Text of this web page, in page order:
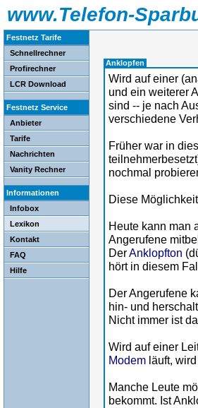
www.Telefon-
Festnetz Tarife
Schnellrechner
Profirechner
LCR Download
Festnetz Service
Anbieter
Tarife
Nachrichten
Vanity Rechner
Informationen
Infobox
Lexikon
Kontakt
FAQ
Hilfe
Anklopfen
Wird auf einer
und ein weiterer
sind -- je nach
verschiedene
Früher war in
nochmal
Diese
Heute kann man
Angerufene
DerAnklopfton
hört in diesem
Der Angerufene
hin- und
Nicht immer ist
Wird auf einer
Modem läuft,
Manche Leute
bekommt. Ist